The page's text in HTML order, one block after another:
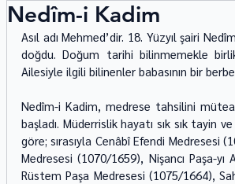
Nedîm-i Kadim
Asıl adı Mehmed’dir. 18. Yüzyıl şairi
doğdu. Doğum tarihi bilinmemekle
Ailesiyle ilgili bilinenler babasının bir
Nedîm-i Kadim, medrese tahsilini
başladı. Müderrislik hayatı sık sık tayin
göre; sırasıyla Cenâbî Efendi Medresesi
Medresesi (1070/1659), Nişancı Paşa-
Rüstem Paşa Medresesi (1075/1664),